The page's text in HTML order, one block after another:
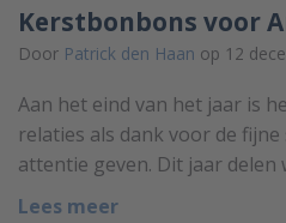
Kerstbonbons voor
Door Patrick den Haan op 12
Aan het eind van het jaar is
relaties als dank voor de
attentie geven. Dit jaar delen
Lees meer